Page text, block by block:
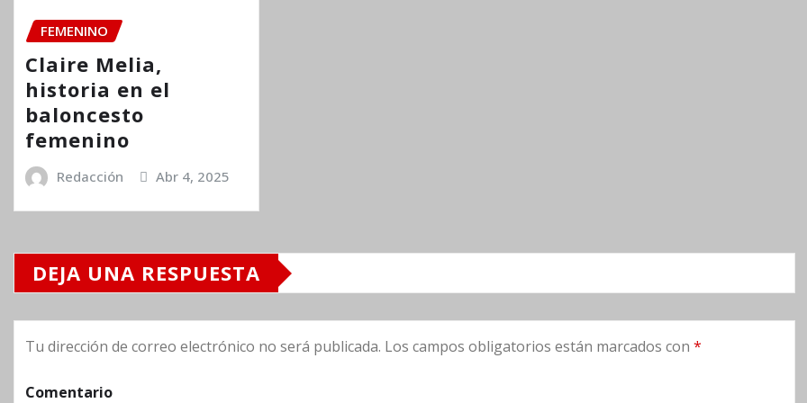
FEMENINO
Claire Melia,
historia en el
baloncesto
femenino
Redacción Abr 4, 2025
DEJA UNA RESPUESTA
Tu dirección de correo electrónico no será publicada. Los campos obligatorios están marcados con *
Comentario